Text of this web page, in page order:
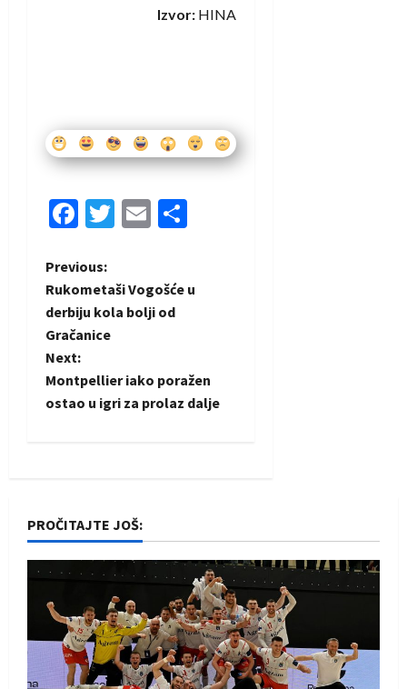
Izvor:HINA
Facebook
Twitter
Email
P
o
s
t
i
g
a
t
Previous:
Rukometaši Vogošće u
derbiju kola bolji od
Gračanice
Next:
Montpellier iako poražen
ostao u igri za prolaz dalje
PROČITAJTE JOŠ: